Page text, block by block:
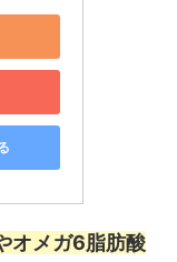
オメガ6脂肪酸